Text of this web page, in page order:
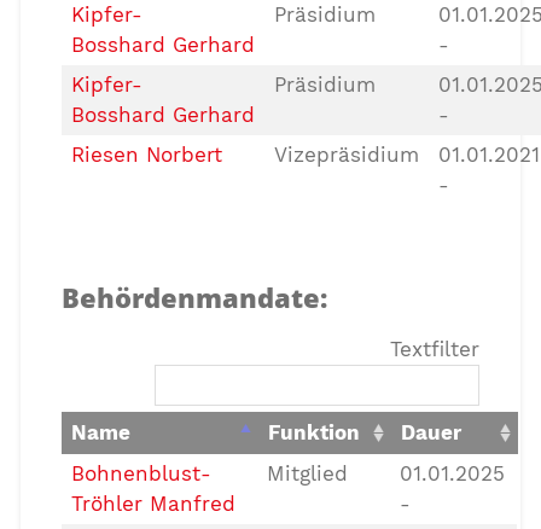
Kipfer-
Bosshard Gerhard
Präsidium
-
Kipfer-
Bosshard Gerhard
Präsidium
-
Riesen Norbert
Vizepräsidium
01.01.2021
-
Behördenmandate:
Textfilter
Name Funktion
Dauer
Bohnenblust-
Tröhler Manfred
Mitglied
01.01.2025
-